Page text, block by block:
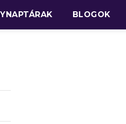
BLOGOK